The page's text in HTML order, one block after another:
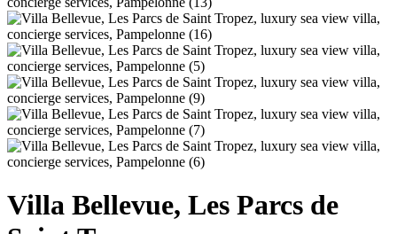
Villa Bellevue, Les Parcs de